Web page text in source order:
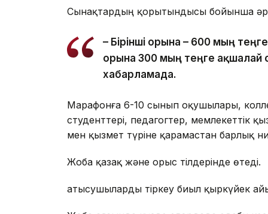
Сынақтардың қорытындысы бойынша әр
– Бірінші орынға – 600 мың
орынға 300 мың теңге ақшалай
хабарламада.
Марафонға 6-10 сынып оқушылары,
студенттері, педагогтер, мемлекеттік
мен қызмет түріне қарамастан барлық
Жоба қазақ және орыс тілдерінде өтеді.
Қатысушыларды тіркеу биыл қыркүйек